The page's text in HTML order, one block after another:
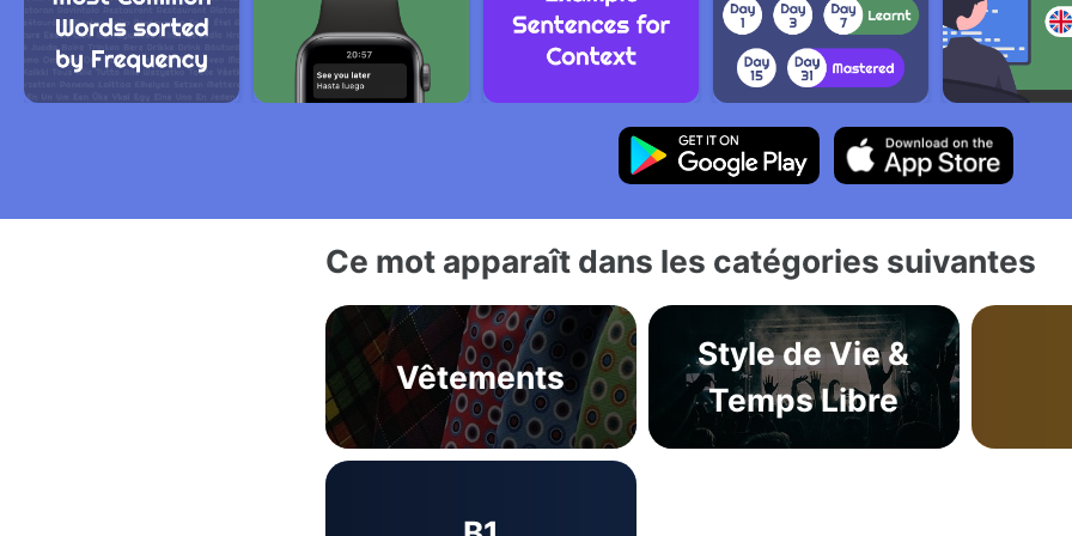
Ce mot apparaît dans les catégories suivantes
Vêtements
Style de Vie &
Temps Libre